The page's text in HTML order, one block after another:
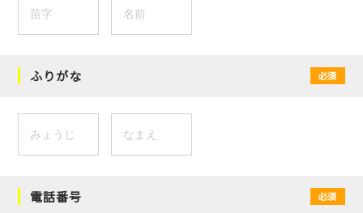
ふりがな 必須
電話番号 必須